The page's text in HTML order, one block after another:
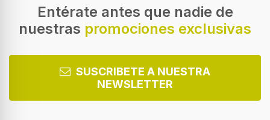
Rojo, Blanco
Material de la carcasa
Entérate antes que nadie de
nuestras promociones exclusivas
SUSCRIBETE A NUESTRA
NEWSLETTER